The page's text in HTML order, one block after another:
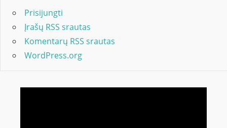
Prisijungti
Įrašų RSS srautas
Komentarų RSS srautas
WordPress.org